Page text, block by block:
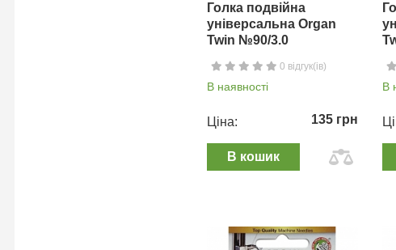
Голка подвійна
універсальна Organ
Twin №90/3.0
0 відгук(ів)
В наявності
Ціна: 135 грн
В кошик
В